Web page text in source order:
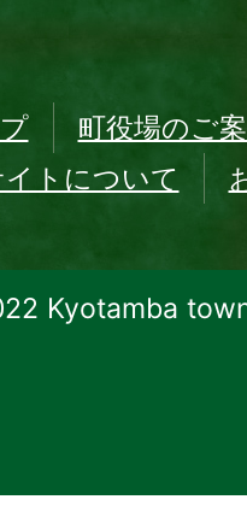
町役場のご
トについて
Kyotamba